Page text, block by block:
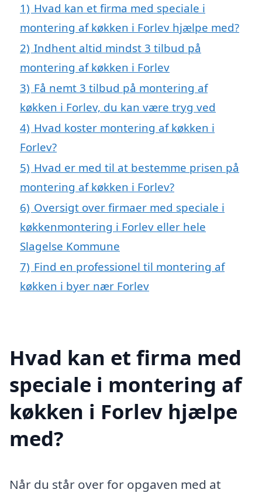
1) Hvad kan et firma med speciale i
montering af køkken i Forlev hjælpe med?
2) Indhent altid mindst 3 tilbud på
montering af køkken i Forlev
3) Få nemt 3 tilbud på montering af
køkken i Forlev, du kan være tryg ved
4) Hvad koster montering af køkken i
Forlev?
5) Hvad er med til at bestemme prisen på
montering af køkken i Forlev?
6) Oversigt over firmaer med speciale i
køkkenmontering i Forlev eller hele
Slagelse Kommune
7) Find en professionel til montering af
køkken i byer nær Forlev
Hvad kan et firma med
speciale i montering af
køkken i Forlev hjælpe
med?
Når du står over for opgaven med at